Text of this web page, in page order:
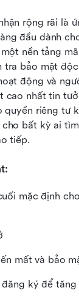
rộng rãi là
đầu dành
nền tảng
tra bảo mật
động và
cao nhất tin
quyền riêng tư
cho bất kỳ ai
tiếp.
mặc định
mất và bảo
đăng ký để